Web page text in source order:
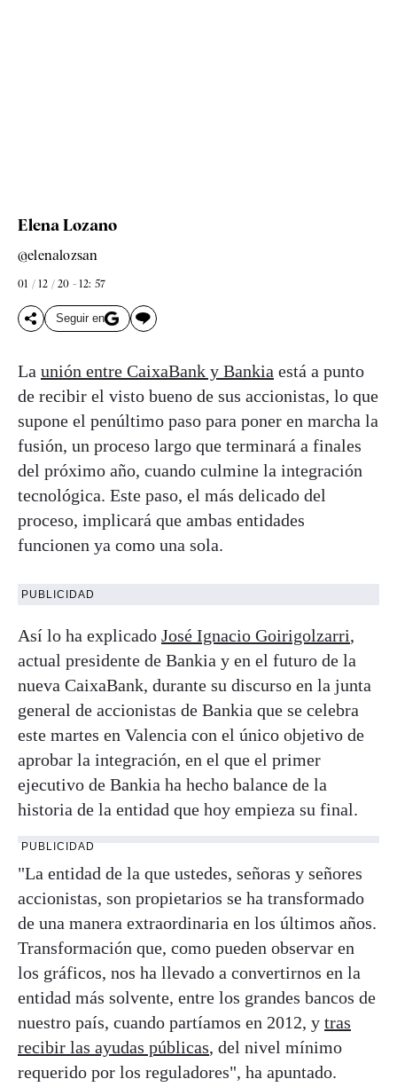
Elena Lozano
@elenalozsan
01 / 12 / 20 - 12: 57
Seguir en
La unión entre CaixaBank y Bankia está a punto
de recibir el visto bueno de sus accionistas, lo que
supone el penúltimo paso para poner en marcha la
fusión, un proceso largo que terminará a finales
del próximo año, cuando culmine la integración
tecnológica. Este paso, el más delicado del
proceso, implicará que ambas entidades
funcionen ya como una sola.
PUBLICIDAD
Así lo ha explicado José Ignacio Goirigolzarri,
actual presidente de Bankia y en el futuro de la
nueva CaixaBank, durante su discurso en la junta
general de accionistas de Bankia que se celebra
este martes en Valencia con el único objetivo de
aprobar la integración, en el que el primer
ejecutivo de Bankia ha hecho balance de la
historia de la entidad que hoy empieza su final.
PUBLICIDAD
"La entidad de la que ustedes, señoras y señores
accionistas, son propietarios se ha transformado
de una manera extraordinaria en los últimos años.
Transformación que, como pueden observar en
los gráficos, nos ha llevado a convertirnos en la
entidad más solvente, entre los grandes bancos de
nuestro país, cuando partíamos en 2012, y tras
recibir las ayudas públicas, del nivel mínimo
requerido por los reguladores", ha apuntado.